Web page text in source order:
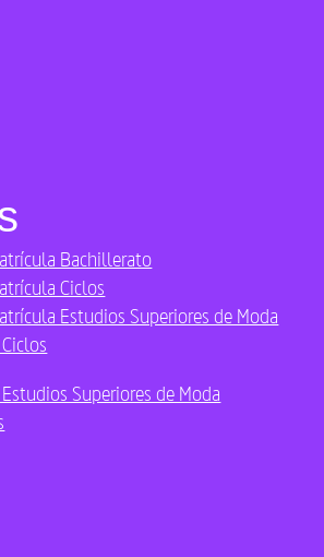
Bachillerato
Ciclos
Estudios Superiores de Moda
Superiores de Moda